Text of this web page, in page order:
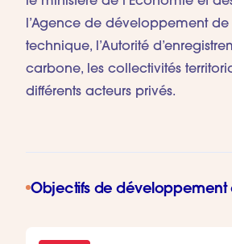
l’Agence de développement de
technique, l’Autorité
carbone, les collectivités
différents acteurs privés.
Objectifs de développement